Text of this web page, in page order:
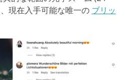
現在入手可能な唯一の ブリッ